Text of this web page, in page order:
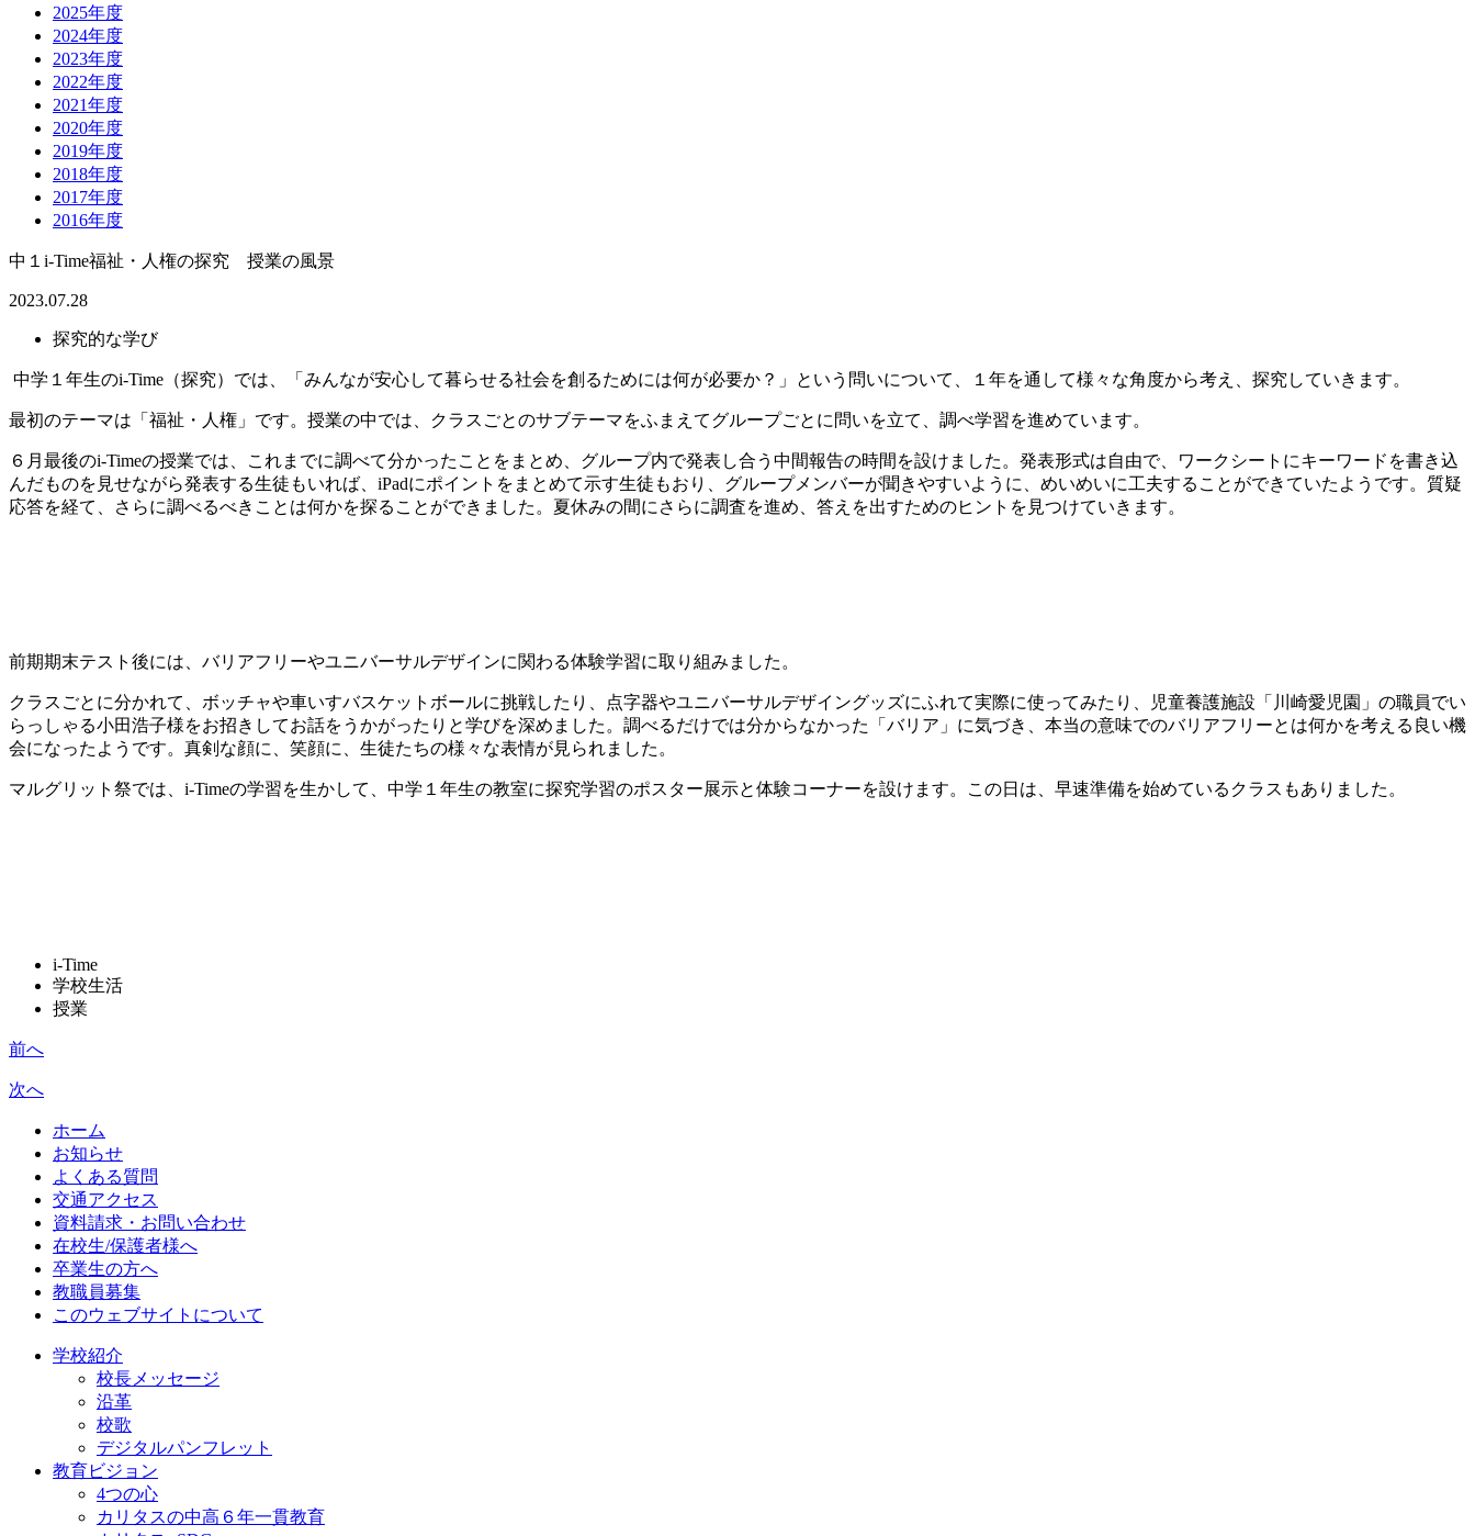
2025年度
2024年度
2023年度
2022年度
2021年度
2020年度
2019年度
2018年度
2017年度
2016年度
中１i-Time福祉・人権の探究 授業の風景
2023.07.28
探究的な学び
中学１年生のi-Time（探究）では、「みんなが安心して暮らせる社会を創るためには何が必要か？」という問いについて、１年を通して様々な角度から考え、探究していきます。
最初のテーマは「福祉・人権」です。授業の中では、クラスごとのサブテーマをふまえてグループごとに問いを立て、調べ学習を進めています。
６月最後のi-Timeの授業では、これまでに調べて分かったことをまとめ、グループ内で発表し合う中間報告の時間を設けました。発表形式は自由で、ワークシートにキーワードを書き込
んだものを見せながら発表する生徒もいれば、iPadにポイントをまとめて示す生徒もおり、グループメンバーが聞きやすいように、めいめいに工夫することができていたようです。質疑
応答を経て、さらに調べるべきことは何かを探ることができました。夏休みの間にさらに調査を進め、答えを出すためのヒントを見つけていきます。
前期期末テスト後には、バリアフリーやユニバーサルデザインに関わる体験学習に取り組みました。
クラスごとに分かれて、ボッチャや車いすバスケットボールに挑戦したり、点字器やユニバーサルデザイングッズにふれて実際に使ってみたり、児童養護施設「川崎愛児園」の職員でい
らっしゃる小田浩子様をお招きしてお話をうかがったりと学びを深めました。調べるだけでは分からなかった「バリア」に気づき、本当の意味でのバリアフリーとは何かを考える良い機
会になったようです。真剣な顔に、笑顔に、生徒たちの様々な表情が見られました。
マルグリット祭では、i-Timeの学習を生かして、中学１年生の教室に探究学習のポスター展示と体験コーナーを設けます。この日は、早速準備を始めているクラスもありました。
i-Time
学校生活
授業
前へ
次へ
ホーム
お知らせ
よくある質問
交通アクセス
資料請求・お問い合わせ
在校生/保護者様へ
卒業生の方へ
教職員募集
このウェブサイトについて
学校紹介
校長メッセージ
沿革
校歌
デジタルパンフレット
教育ビジョン
4つの心
カリタスの中高６年一貫教育